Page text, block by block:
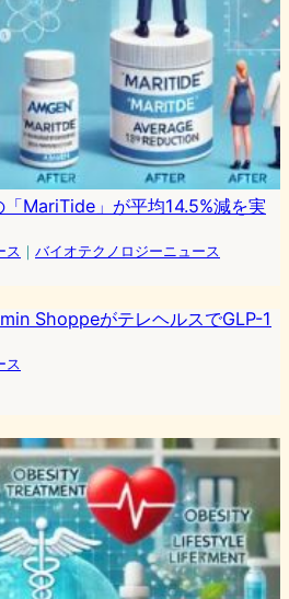
MariTide」が平均14.5%減を実
ス ｜ バイオテクノロジーニュース
ShoppeがテレヘルスでGLP-1
ス